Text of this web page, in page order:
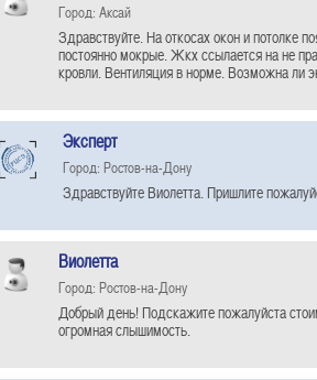
Город: Аксай
Здравствуйте. На откосах окон и потолке
постоянно мокрые. Жкх ссылается на не
кровли. Вентиляция в норме. Возможна ли
Эксперт
Город: Ростов-на-Дону
Здравствуйте Виолетта. Пришлите
Виолетта
Город: Ростов-на-Дону
Добрый день! Подскажите пожалуйста
огромная слышимость.